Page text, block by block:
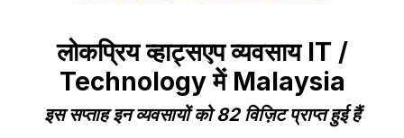
लोकप्रिय व्हाट्सएप व्यवसाय IT /
Technology में Malaysia
इस सप्ताह इन व्यवसायों को 82 विज़िट प्राप्त हुई हैं